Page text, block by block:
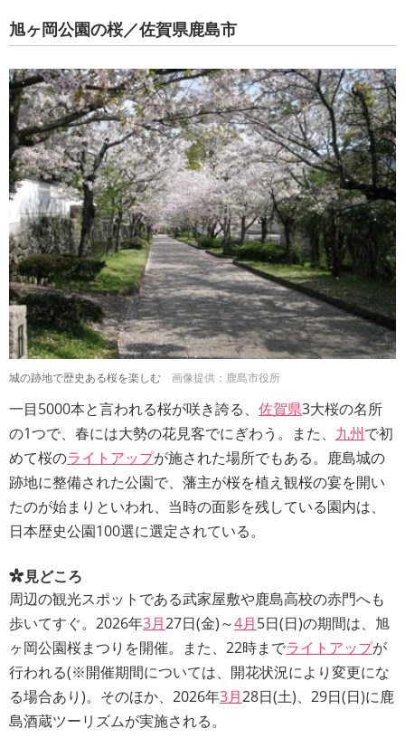
旭ヶ岡公園の桜／佐賀県鹿島市
城の跡地で歴史ある桜を楽しむ 画像提供：鹿島市役所
一目5000本と言われる桜が咲き誇る、 佐賀県3大桜の名所
の1つで、春には大勢の花見客でにぎわう。また、 九州で初
めて桜のライトアップが施された場所でもある。鹿島城の
跡地に整備された公園で、藩主が桜を植え観桜の宴を開い
たのが始まりといわれ、当時の面影を残している園内は、
日本歴史公園100選に選定されている。
見どころ
周辺の観光スポットである武家屋敷や鹿島高校の赤門へも
歩いてすぐ。2026年3月27日(金)～4月5日(日)の期間は、旭
ヶ岡公園桜まつりを開催。また、22時までライトアップが
行われる(※開催期間については、開花状況により変更にな
る場合あり)。そのほか、2026年3月28日(土)、29日(日)に鹿
島酒蔵ツーリズムが実施される。